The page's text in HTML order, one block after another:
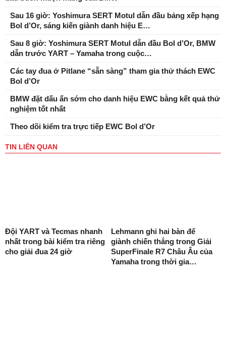
Sau 16 giờ: Yoshimura SERT Motul dẫn đầu bảng xếp hạng
Bol d’Or, sáng kiến ​​giành danh hiệu E…
Sau 8 giờ: Yoshimura SERT Motul dẫn đầu Bol d’Or, BMW
dẫn trước YART – Yamaha trong cuộc…
Các tay đua ở Pitlane “sẵn sàng” tham gia thử thách EWC
Bol d’Or
BMW đặt dấu ấn sớm cho danh hiệu EWC bằng kết quả thử
nghiệm tốt nhất
Theo dõi kiểm tra trực tiếp EWC Bol d’Or
TIN LIÊN QUAN
Đội YART và Tecmas nhanh
nhất trong bài kiểm tra riêng
cho giải đua 24 giờ
Lehmann ghi hai bàn để
giành chiến thắng trong Giải
SuperFinale R7 Châu Âu của
Yamaha trong thời gia…